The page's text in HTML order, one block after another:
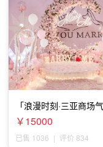
「浪漫时刻·三亚商场
惊喜求婚」
￥15000
已售 1036 | 评价 834